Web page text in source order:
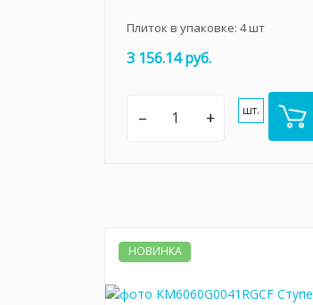
Плиток в упаковке: 4шт
3 156.14 руб.
– + шт.
НОВИНКА